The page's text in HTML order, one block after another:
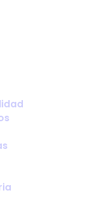
con